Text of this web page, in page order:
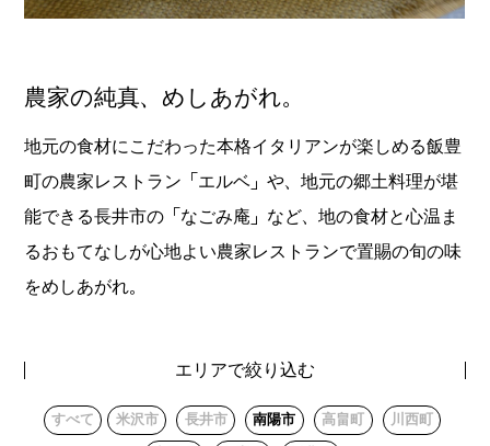
農家の純真、めしあがれ。
地元の食材にこだわった本格イタリアンが楽しめる飯豊
町の農家レストラン「エルベ」や、地元の郷土料理が堪
能できる長井市の「なごみ庵」など、地の食材と心温ま
るおもてなしが心地よい農家レストランで置賜の旬の味
をめしあがれ。
エリアで絞り込む
すべて 米沢市 長井市 南陽市 高畠町 川西町